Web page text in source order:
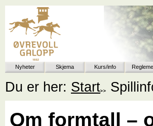
Nyheter Skjema Kurs/info
Du er her: Start
Om formtall –